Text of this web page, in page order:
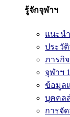
รู้จักจุฬาฯ
แนะน
ประวั
ภารกิ
จุฬาฯ
ข้อมูล
บุคคล
การจั